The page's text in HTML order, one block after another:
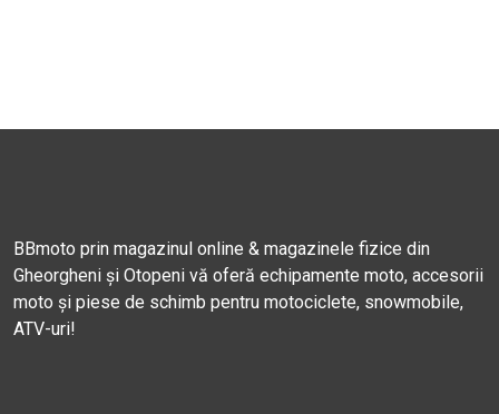
BBmoto prin magazinul online & magazinele fizice din
Gheorgheni și Otopeni vă oferă echipamente moto, accesorii
moto și piese de schimb pentru motociclete, snowmobile,
ATV-uri!